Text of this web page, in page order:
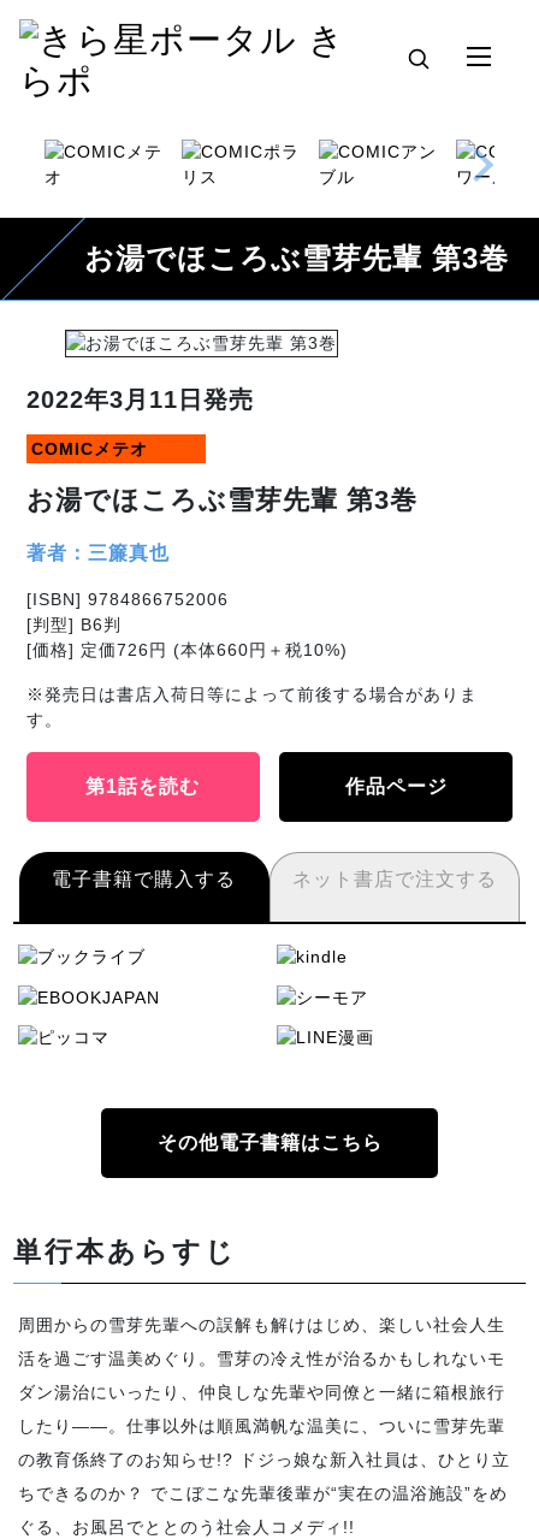
お湯でほころぶ雪芽先輩 第3巻
2022年3月11日発売
COMICメテオ
お湯でほころぶ雪芽先輩 第3巻
著者：三簾真也
[ISBN] 9784866752006
[判型] B6判
[価格] 定価726円 (本体660円＋税10%)
※発売日は書店入荷日等によって前後する場合がありま
す。
第1話を読む 作品ページ
電子書籍で購入する ネット書店で注文する
その他電子書籍はこちら
単行本あらすじ
周囲からの雪芽先輩への誤解も解けはじめ、楽しい社会人生
活を過ごす温美めぐり。雪芽の冷え性が治るかもしれないモ
ダン湯治にいったり、仲良しな先輩や同僚と一緒に箱根旅行
したり――。仕事以外は順風満帆な温美に、ついに雪芽先輩
の教育係終了のお知らせ!? ドジっ娘な新入社員は、ひとり立
ちできるのか？ でこぼこな先輩後輩が“実在の温浴施設”をめ
ぐる、お風呂でととのう社会人コメディ!!